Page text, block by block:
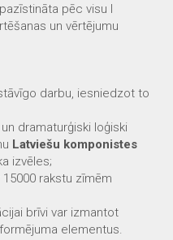
pēc visu I
un vērtējumu
darbu, iesniedzot to
dramaturģiski loģiski
Latviešu komponistes
izvēles;
rakstu zīmēm
brīvi var izmantot
elementus.